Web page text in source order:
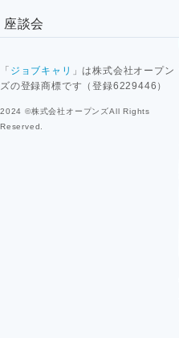
座談会
「 ジョブキャリ 」は株式会社オープン
ズの登録商標です（登録6229446）
2024 ©株式会社オープンズAll Rights
Reserved.